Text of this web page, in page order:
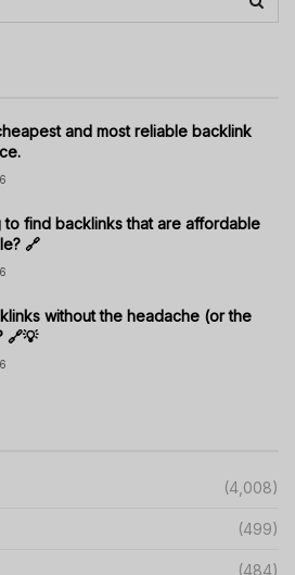
and most reliable backlink
to find backlinks that are affordable
🔗
without the headache (or the
🔗💡
(4,008)
(499)
(484)